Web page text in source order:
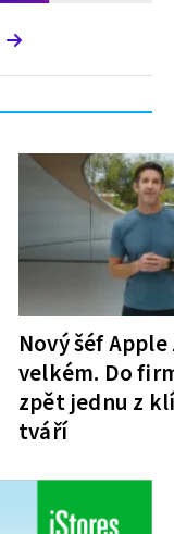
Nový šéf
velkém. Do
zpět jednu z
tváří